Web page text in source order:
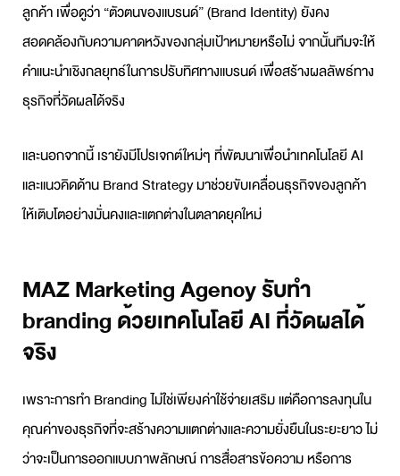
ลูกค้า เพื่อดูว่า “ตัวตนของแบรนด์” (Brand Identity) ยังคง
สอดคล้องกับความคาดหวังของกลุ่มเป้าหมายหรือไม่ จากนั้นทีมจะให้
คำแนะนำเชิงกลยุทธ์ในการปรับทิศทางแบรนด์ เพื่อสร้างผลลัพธ์ทาง
ธุรกิจที่วัดผลได้จริง
และนอกจากนี้ เรายังมีโปรเจกต์ใหม่ๆ ที่พัฒนาเพื่อนำเทคโนโลยี AI
และแนวคิดด้าน Brand Strategy มาช่วยขับเคลื่อนธุรกิจของลูกค้า
ให้เติบโตอย่างมั่นคงและแตกต่างในตลาดยุคใหม่
MAZ Marketing Agency รับทำ
branding ด้วยเทคโนโลยี AI ที่วัดผลได้
จริง
เพราะการทำBrandingไม่ใช่เพียงค่าใช้จ่ายเสริม แต่คือการลงทุนใน
คุณค่าของธุรกิจที่จะสร้างความแตกต่างและความยั่งยืนในระยะยาว ไม่
ว่าจะเป็นการออกแบบภาพลักษณ์ การสื่อสารข้อความ หรือการ